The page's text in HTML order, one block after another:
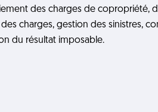
des charges de copropriété,
charges, gestion des sinistres,
du résultat imposable.